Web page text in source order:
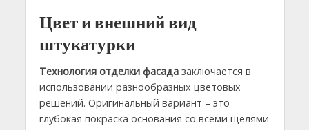
Цвет и внешний вид
штукатурки
Технология отделки фасадазаключается в
использовании разнообразных цветовых
решений. Оригинальный вариант – это
глубокая покраска основания со всеми щелями